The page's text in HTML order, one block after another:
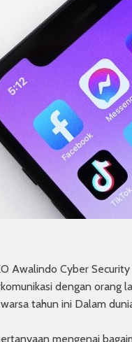
Awalindo Cyber
dengan orang
tahun ini Dalam
mengenai